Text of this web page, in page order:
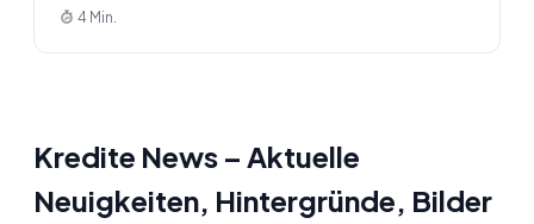
4 Min.
Kredite News – Aktuelle
Neuigkeiten, Hintergründe, Bilder